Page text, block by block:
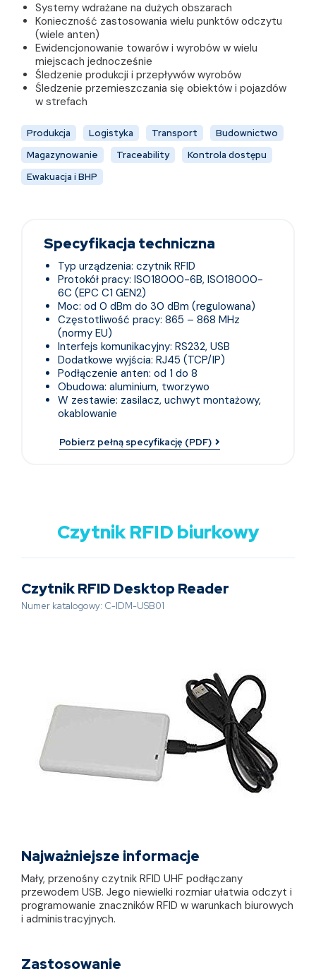
Systemy wdrażane na dużych obszarach
Konieczność zastosowania wielu punktów odczytu
(wiele anten)
Ewidencjonowanie towarów i wyrobów w wielu
miejscach jednocześnie
Śledzenie produkcji i przepływów wyrobów
Śledzenie przemieszczania się obiektów i pojazdów
w strefach
Produkcja Logistyka Transport
Budownictwo
Magazynowanie
Traceability
Kontrola dostępu
Ewakuacja i BHP
Specyfikacja techniczna
Typ urządzenia: czytnik RFID
Protokół pracy: ISO18000-6B, ISO18000-
6C (EPC C1 GEN2)
Moc: od 0 dBm do 30 dBm (regulowana)
Częstotliwość pracy: 865 – 868 MHz
(normy EU)
Interfejs komunikacyjny: RS232, USB
Dodatkowe wyjścia: RJ45 (TCP/IP)
Podłączenie anten: od 1 do 8
Obudowa: aluminium, tworzywo
W zestawie: zasilacz, uchwyt montażowy,
okablowanie
Pobierz pełną specyfikację (PDF)
Czytnik RFID biurkowy
Czytnik RFID Desktop Reader
Numer katalogowy: C-IDM-USB01
Najważniejsze informacje
Mały, przenośny czytnik RFID UHF podłączany
przewodem USB. Jego niewielki rozmiar ułatwia odczyt i
programowanie znaczników RFID w warunkach biurowych
i administracyjnych.
Zastosowanie